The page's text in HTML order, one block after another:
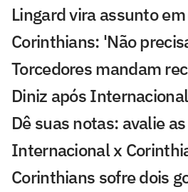
Lingard vira assunto
Corinthians: 'Não
Torcedores mandam
Diniz após
Dê suas notas: avalie
Internacional x
Corinthians sofre dois